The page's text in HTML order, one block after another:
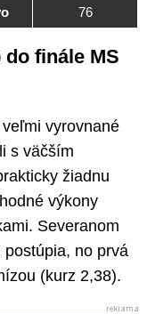
76
finále MS
vyrovnané
s väčším
žiadnu
výkony
Severanom
no prvá
(kurz 2,38).